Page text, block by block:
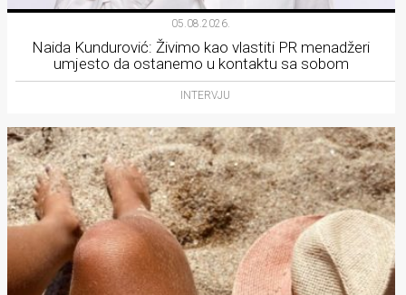
05.08.2026.
Naida Kundurović: Živimo kao vlastiti PR menadžeri
umjesto da ostanemo u kontaktu sa sobom
INTERVJU